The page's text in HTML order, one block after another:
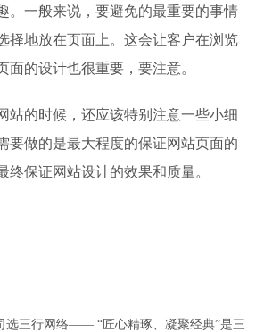
。一般来说，要避免的最重要的事情
择地放在页面上。这会让客户在浏览
面的设计也很重要，要注意。
站的时候，还应该特别注意一些小细
要做的是最大程度的保证网站页面的
终保证网站设计的效果和质量。
选三行网络—— “匠心精琢、凝聚经典”是三